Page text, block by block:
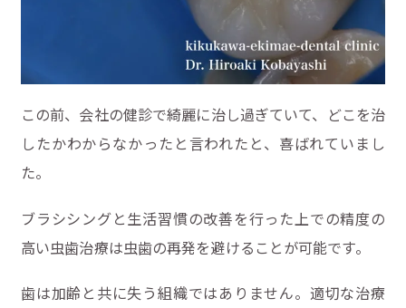
この前、会社の健診で綺麗に治し過ぎていて、どこを治
したかわからなかったと言われたと、喜ばれていまし
た。
ブラシシングと生活習慣の改善を行った上での精度の
高い虫歯治療は虫歯の再発を避けることが可能です。
歯は加齢と共に失う組織ではありません。適切な治療